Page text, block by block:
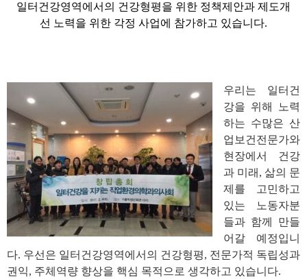
일터건강영역에서의 건강형평을 위한 정책제안과 제도개
선 노력을 위한 각정 사업에 참가하고 있습니다.
우리는 일터건
강을 위해 노력
하는 수많은 산
업보건전문가와
현장에서 건강
과 미래, 삶의 문
제를 고민하고
있는 노동자분
들과 함께 만들
어갈 예정입니
다. 우선은 일터건강영역에서의 건강형평, 전문가적 독립성과
권익, 주체역량 향상을 핵심 목적으로 생각하고 있습니다.